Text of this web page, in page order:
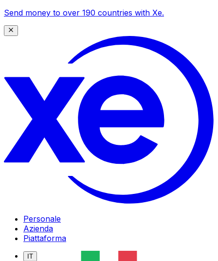
Send money to over 190 countries with Xe.
Personale
Azienda
Piattaforma
IT